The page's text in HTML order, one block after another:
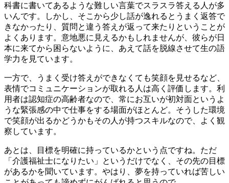
科書に書いてあるような難しい言葉でスラスラ答える人が多
いんです。しかし、そこから少し話が逸れるとうまく返答で
きなかったり、質問と違う答えが返って来たりということが
よくあります。意地悪に見えるかもしれませんが、彼らが日
本に来てから困らないように、あえて話を脱線させて生の語
学力を見ています。
一方で、うまく受け答えができなくても笑顔を見せるなど、
表情でコミュニケーションが取れる人は高く評価します。利
用者は認知症の高齢者なので、常にお互いが初対面というよ
うな緊張感の中で仕事をする場面がほとんど。そうした環境
で笑顔が出るかどうかもその人が持つスキルなので、よく観
察しています。
あとは、目標を明確に持っているかという点ですね。ただ
「介護福祉士になりたい」というだけでなく、その先の目標
があるかを聞いています。やはり、夢を持っていれば苦しい